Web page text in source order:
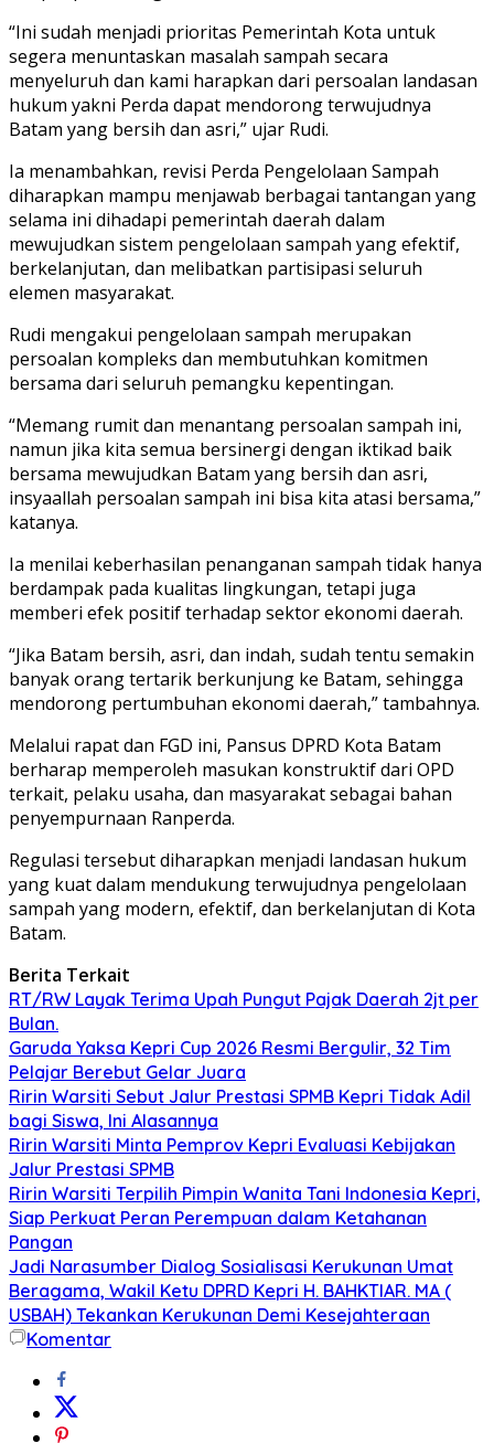
“Ini sudah menjadi prioritas Pemerintah Kota untuk
segera menuntaskan masalah sampah secara
menyeluruh dan kami harapkan dari persoalan landasan
hukum yakni Perda dapat mendorong terwujudnya
Batam yang bersih dan asri,” ujar Rudi.
Ia menambahkan, revisi Perda Pengelolaan Sampah
diharapkan mampu menjawab berbagai tantangan yang
selama ini dihadapi pemerintah daerah dalam
mewujudkan sistem pengelolaan sampah yang efektif,
berkelanjutan, dan melibatkan partisipasi seluruh
elemen masyarakat.
Rudi mengakui pengelolaan sampah merupakan
persoalan kompleks dan membutuhkan komitmen
bersama dari seluruh pemangku kepentingan.
“Memang rumit dan menantang persoalan sampah ini,
namun jika kita semua bersinergi dengan iktikad baik
bersama mewujudkan Batam yang bersih dan asri,
insyaallah persoalan sampah ini bisa kita atasi bersama,”
katanya.
Ia menilai keberhasilan penanganan sampah tidak hanya
berdampak pada kualitas lingkungan, tetapi juga
memberi efek positif terhadap sektor ekonomi daerah.
“Jika Batam bersih, asri, dan indah, sudah tentu semakin
banyak orang tertarik berkunjung ke Batam, sehingga
mendorong pertumbuhan ekonomi daerah,” tambahnya.
Melalui rapat dan FGD ini, Pansus DPRD Kota Batam
berharap memperoleh masukan konstruktif dari OPD
terkait, pelaku usaha, dan masyarakat sebagai bahan
penyempurnaan Ranperda.
Regulasi tersebut diharapkan menjadi landasan hukum
yang kuat dalam mendukung terwujudnya pengelolaan
sampah yang modern, efektif, dan berkelanjutan di Kota
Batam.
Berita Terkait
RT/RW Layak Terima Upah Pungut Pajak Daerah 2jt per
Bulan.
Garuda Yaksa Kepri Cup 2026 Resmi Bergulir, 32 Tim
Pelajar Berebut Gelar Juara
Ririn Warsiti Sebut Jalur Prestasi SPMB Kepri Tidak Adil
bagi Siswa, Ini Alasannya
Ririn Warsiti Minta Pemprov Kepri Evaluasi Kebijakan
Jalur Prestasi SPMB
Ririn Warsiti Terpilih Pimpin Wanita Tani Indonesia Kepri,
Siap Perkuat Peran Perempuan dalam Ketahanan
Pangan
Jadi Narasumber Dialog Sosialisasi Kerukunan Umat
Beragama, Wakil Ketu DPRD Kepri H. BAHKTIAR. MA (
USBAH) Tekankan Kerukunan Demi Kesejahteraan
Komentar